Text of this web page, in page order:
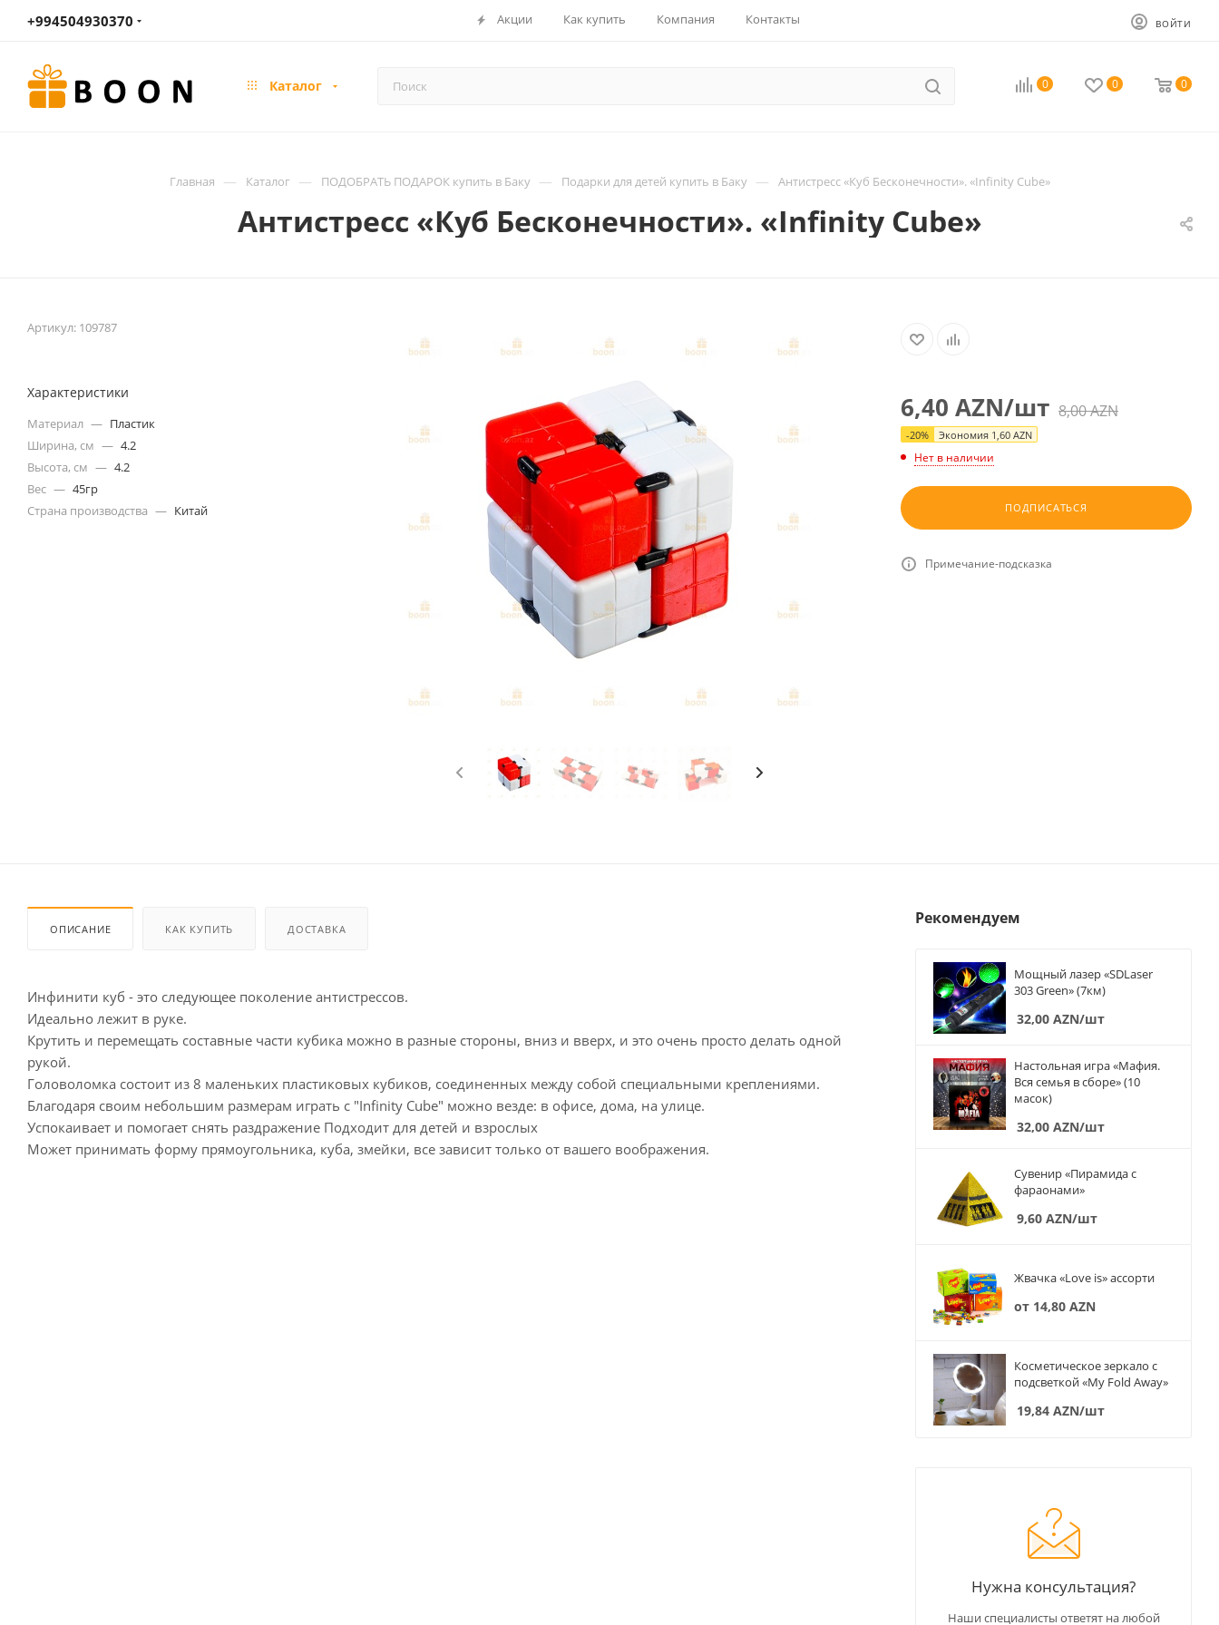
+994504930370 Акции Как купить Компания Контакты ВОЙТИ
Каталог 0 0 0
Главная — Каталог — ПОДОБРАТЬ ПОДАРОК купить в Баку — Подарки для детей купить в Баку — Антистресс «Куб Бесконечности». «Infinity Cube»
Антистресс «Куб Бесконечности». «Infinity Cube»
Артикул: 109787
Характеристики
Материал — Пластик
Ширина, см — 4.2
Высота, см — 4.2
Вес — 45гр
Страна производства — Китай
6,40 AZN/шт 8,00AZN
-20% Экономия 1,60 AZN
Нет в наличии
ПОДПИСАТЬСЯ
Примечание-подсказка
ОПИСАНИЕ КАК КУПИТЬ ДОСТАВКА
Инфинити куб - это следующее поколение антистрессов.
Идеально лежит в руке.
Крутить и перемещать составные части кубика можно в разные стороны, вниз и вверх, и это очень просто делать одной
рукой.
Головоломка состоит из 8 маленьких пластиковых кубиков, соединенных между собой специальными креплениями.
Благодаря своим небольшим размерам играть с "Infinity Cube" можно везде: в офисе, дома, на улице.
Успокаивает и помогает снять раздражение Подходит для детей и взрослых
Может принимать форму прямоугольника, куба, змейки, все зависит только от вашего воображения.
Рекомендуем
Мощный лазер «SDLaser
303 Green» (7км)
32,00 AZN/шт
Настольная игра «Мафия.
Вся семья в сборе» (10
масок)
32,00 AZN/шт
Сувенир «Пирамида с
фараонами»
9,60 AZN/шт
Жвачка «Love is» ассорти
от 14,80 AZN
Косметическое зеркало с
подсветкой «My Fold Away»
19,84 AZN/шт
Нужна консультация?
Наши специалисты ответят на любой